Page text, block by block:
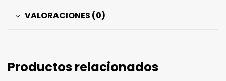
VALORACIONES (0)
Productos relacionados